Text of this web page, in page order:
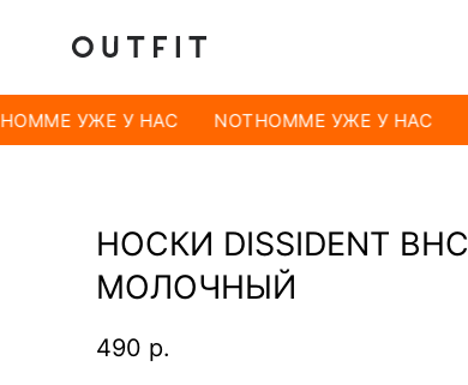
УЖЕ У НАС NOTHOMME УЖЕ У НАС
НОСКИ DISSIDENT BHC
МОЛОЧНЫЙ
490 р.